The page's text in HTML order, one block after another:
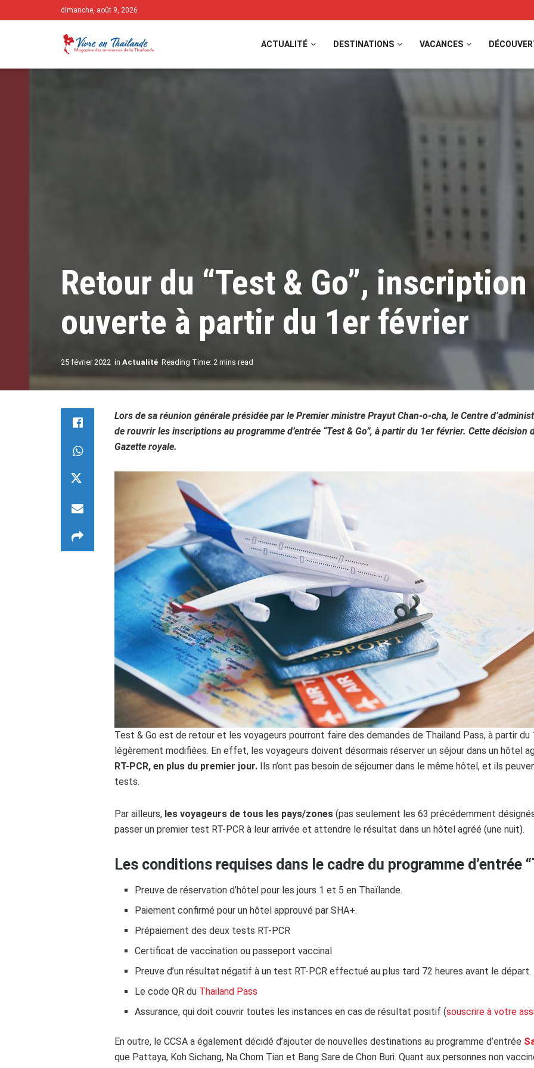
dimanche, août 9, 2026
ACTUALITÉ DESTINATIONS VACANCES
Retour du “Test & Go”, inscription
ouverte à partir du 1er février
25 février 2022 in Actualité Reading Time: 2 mins read
Lors de sa réunion générale présidée par le Premier ministre Prayut Chan-o-cha, le Centre
de rouvrir les inscriptions au programme d’entrée “Test & Go”, à partir du 1er février. Cette
Gazette royale.
Test & Go est de retour et les voyageurs pourront faire des demandes de Thailand Pass, à partir
légèrement modifiées. En effet, les voyageurs doivent désormais réserver un séjour dans un hôtel
RT-PCR, en plus du premier jour. Ils n’ont pas besoin de séjourner dans le même hôtel, et ils
tests.
Par ailleurs, les voyageurs de tous les pays/zones (pas seulement les 63 précédemment
passer un premier test RT-PCR à leur arrivée et attendre le résultat dans un hôtel agréé (une nuit).
Les conditions requises dans le cadre du programme d’entrée
Preuve de réservation d’hôtel pour les jours 1 et 5 en Thaïlande.
Paiement confirmé pour un hôtel approuvé par SHA+.
Prépaiement des deux tests RT-PCR
Certificat de vaccination ou passeport vaccinal
Preuve d’un résultat négatif à un test RT-PCR effectué au plus tard 72 heures avant le départ.
Le code QR du Thailand Pass
Assurance, qui doit couvrir toutes les instances en cas de résultat positif (souscrire à votre
En outre, le CCSA a également décidé d’ajouter de nouvelles destinations au programme d’entrée
que Pattaya, Koh Sichang, Na Chom Tian et Bang Sare de Chon Buri. Quant aux personnes non